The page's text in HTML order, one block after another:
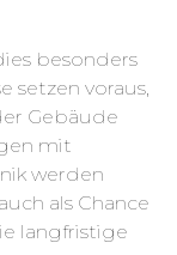
besonders
setzen voraus,
Gebäude
mit
werden
als Chance
langfristige